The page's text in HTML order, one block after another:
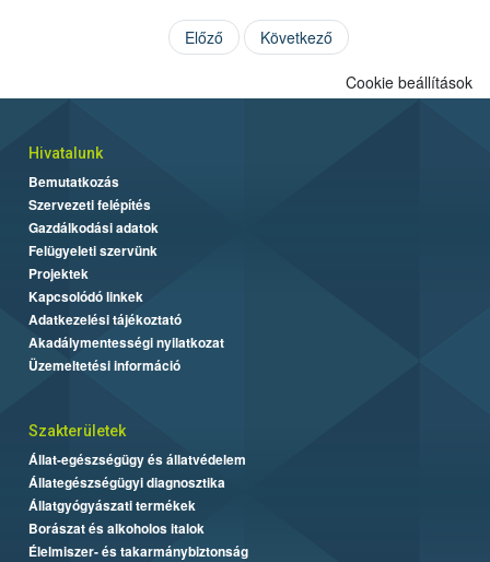
Előző Következő
Cookie beállítások
Hivatalunk
Bemutatkozás
Szervezeti felépítés
Gazdálkodási adatok
Felügyeleti szervünk
Projektek
Kapcsolódó linkek
Adatkezelési tájékoztató
Akadálymentességi nyilatkozat
Üzemeltetési információ
Szakterületek
Állat-egészségügy és állatvédelem
Állategészségügyi diagnosztika
Állatgyógyászati termékek
Borászat és alkoholos italok
Élelmiszer- és takarmánybiztonság